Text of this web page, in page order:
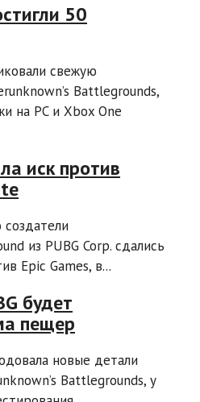
50
свежую
Battlegrounds,
на PC и Xbox One
иск против
из PUBG Corp. сдались
Epic Games, в...
будет
пещер
новые детали
Battlegrounds, у